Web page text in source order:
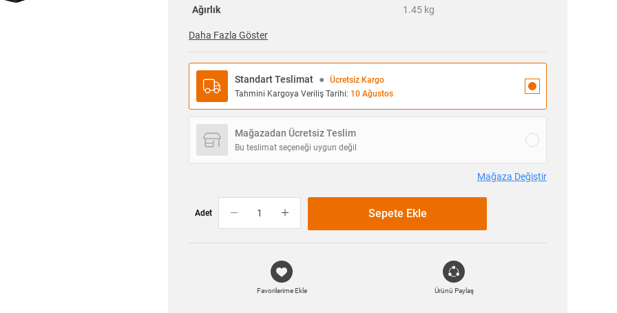
Ağırlık
1.45 kg
Daha Fazla Göster
Standart Teslimat ●
Ücretsiz Kargo
Tahmini Kargoya Veriliş Tarihi: 10 Ağustos
Mağazadan Ücretsiz Teslim
Bu teslimat seçeneği uygun değil
Mağaza Değiştir
Adet Sepete Ekle
Favorilerime Ekle Ürünü Paylaş